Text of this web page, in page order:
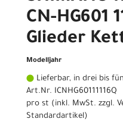
CN-HG601
Glieder
Modelljahr
Lieferbar, in drei bis
Art.Nr. ICNHG60111116Q
pro st (inkl. MwSt. zzgl.
Standardartikel)